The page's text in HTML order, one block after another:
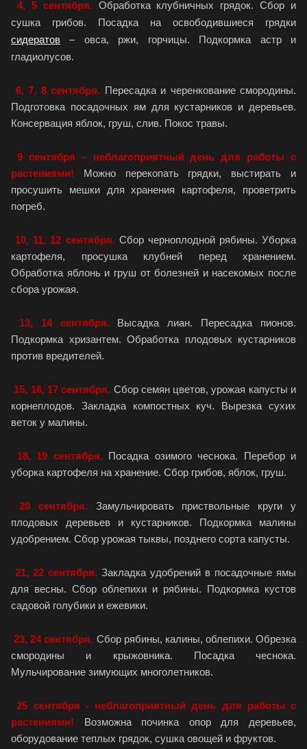
4, 5 сентября. Обработка клубничных грядок. Сбор и
сушка грибов. Посадка на освободившиеся грядки
сидератов – овса, ржи, горчицы. Подкормка астр и
гладиолусов.
6, 7, 8 сентября.
Пересадка и черенкование смородины.
Подготовка посадочных ям для кустарников и деревьев.
Консервация яблок, груш, слив. Покос травы.
9 сентября – неблагоприятный день для работы с
растениями!
Можно перекопать грядки, выстирать и
просушить мешки для хранения картофеля, проветрить
погреб.
10, 11, 12 сентября. Сбор черноплодной рябины. Уборка
картофеля, просушка клубней перед хранением.
Обработка яблонь и груш от болезней и насекомых после
сбора урожая.
13, 14 сентября. Высадка лиан. Пересадка пионов.
Подкормка хризантем. Обработка плодовых кустарников
против вредителей.
15, 16, 17 сентября. Сбор семян цветов, урожая капусты и
корнеплодов. Закладка компостных куч. Вырезка сухих
веток у малины.
18, 19 сентября.
Посадка озимого чеснока. Перебор и
уборка картофеля на хранение. Сбор грибов, яблок, груш.
20 сентября. Замульчировать приствольные круги у
плодовых деревьев и кустарников. Подкормка малины
удобрением. Сбор урожая тыквы, позднего сорта капусты.
21, 22 сентября. Закладка удобрений в посадочные ямы
для весны. Сбор облепихи и рябины. Подкормка кустов
садовой голубики и ежевики.
23, 24 сентября. Сбор рябины, калины, облепихи. Обрезка
смородины и крыжовника. Посадка чеснока.
Мульчирование зимующих многолетников.
25 сентября - неблагоприятный день для работы с
растениями!
Возможна починка опор для деревьев,
оборудование теплых грядок, сушка овощей и фруктов.